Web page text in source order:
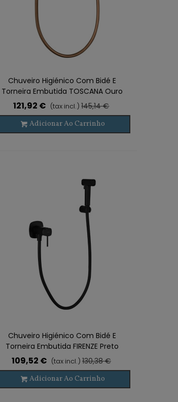
Chuveiro Higiénico Com Bidé E
Torneira Embutida TOSCANA Ouro
Rosa
121,92 € (tax incl.) 145,14 €
Adicionar Ao Carrinho
Chuveiro Higiénico Com Bidé E
Torneira Embutida FIRENZE Preto
109,52 € (tax incl.) 130,38 €
Adicionar Ao Carrinho